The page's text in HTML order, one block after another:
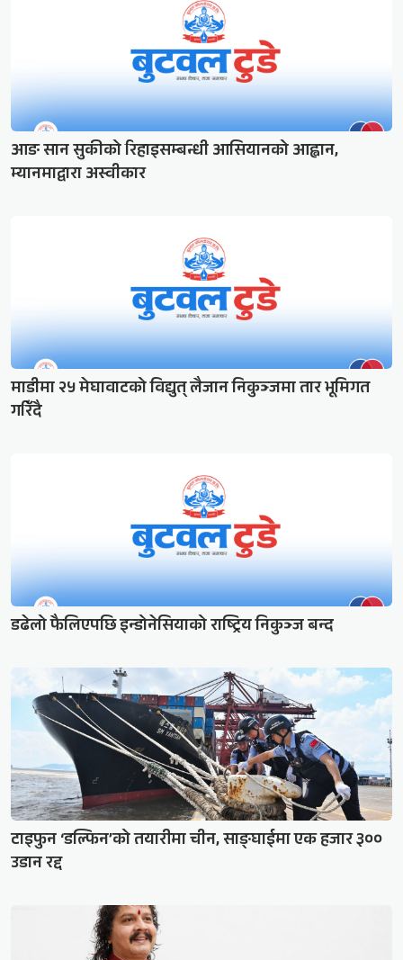
आङ सान सुकीको रिहाइसम्बन्धी आसियानको आह्वान,
म्यानमाद्वारा अस्वीकार
माडीमा २५ मेघावाटको विद्युत् लैजान निकुञ्जमा तार भूमिगत
गरिँदै
डढेलो फैलिएपछि इन्डोनेसियाको राष्ट्रिय निकुञ्ज बन्द
टाइफुन ‘डल्फिन’को तयारीमा चीन, साङ्घाईमा एक हजार ३००
उडान रद्द